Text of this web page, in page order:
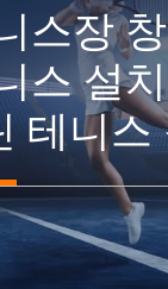
스장
스 설
테니스